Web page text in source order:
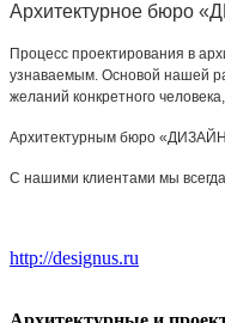
Архитектурное бюро
Процесс проектирования в
узнаваемым. Основой нашей
желаний конкретного
Архитектурным бюро
С нашими клиентами мы
http://designus.ru